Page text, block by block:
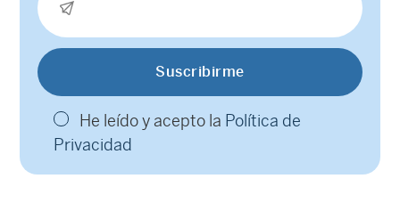
He leído y acepto la Política de
Privacidad